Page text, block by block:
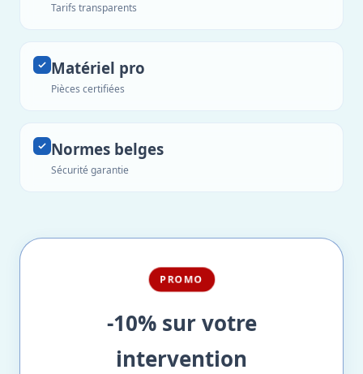
Tarifs transparents
Matériel pro
Pièces certifiées
Normes belges
Sécurité garantie
PROMO
-10% sur votre
intervention